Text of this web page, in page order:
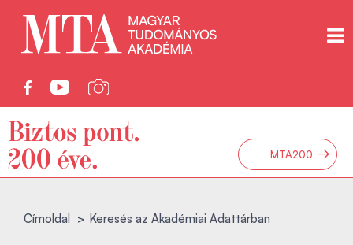
MTA200 →
Címoldal Keresés az Akadémiai Adattárban